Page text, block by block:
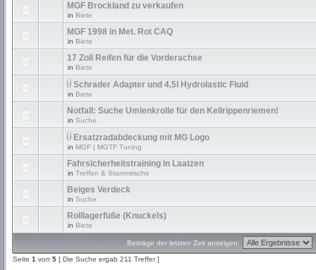
MGF Brockland zu verkaufen
in Biete
MGF 1998 in Met. Rot CAQ
in Biete
17 Zoll Reifen für die Vorderachse
in Biete
Schrader Adapter und 4,5l Hydrolastic Fluid
in Biete
Notfall: Suche Umlenkrolle für den Keilrippenriemen!
in Suche
Ersatzradabdeckung mit MG Logo
in MGF | MGTF Tuning
Fahrsicherheitstraining in Laatzen
in Treffen & Stammtische
Beiges Verdeck
in Suche
Rolllagerfüße (Knuckels)
in Biete
Beiträge der letzten Zeit anzeigen:
Seite 1 von 5 [ Die Suche ergab 211 Treffer ]